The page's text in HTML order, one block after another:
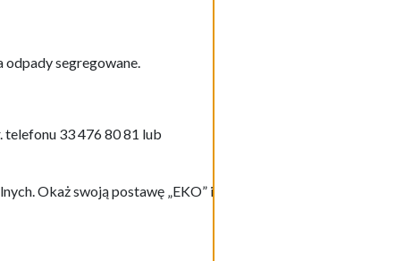
segregowane.
telefonu 33 476 80 81 lub
Okaż swoją postawę „EKO” i